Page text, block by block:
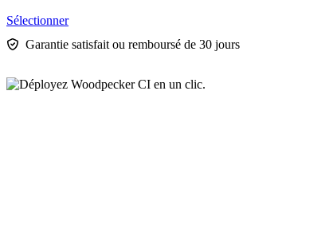
Sélectionner
Garantie satisfait ou remboursé de 30 jours